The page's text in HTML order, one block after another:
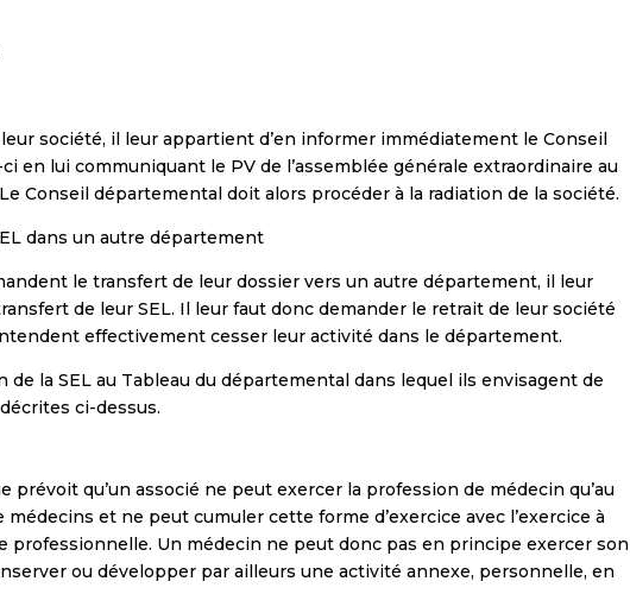
société, il leur appartient d’en informer immédiatement le Conseil
en lui communiquant le PV de l’assemblée générale extraordinaire au
Conseil départemental doit alors procéder à la radiation de la société.
dans un autre département
le transfert de leur dossier vers un autre département, il leur
de leur SEL. Il leur faut donc demander le retrait de leur société
effectivement cesser leur activité dans le département.
la SEL au Tableau du départemental dans lequel ils envisagent de
ci-dessus.
prévoit qu’un associé ne peut exercer la profession de médecin qu’au
médecins et ne peut cumuler cette forme d’exercice avec l’exercice à
professionnelle. Un médecin ne peut donc pas en principe exercer son
ou développer par ailleurs une activité annexe, personnelle, en